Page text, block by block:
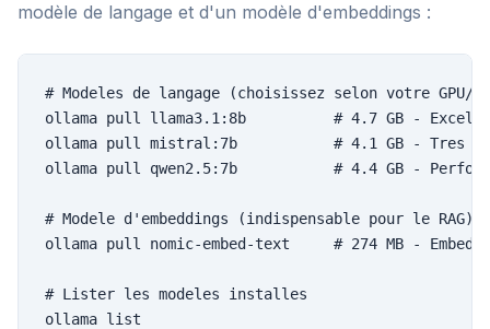
modèle de langage et d'un modèle d'embeddings :
# Modeles de langage (choisissez selon votre GPU/
ollama pull llama3.1:8b          # 4.7 GB -
ollama pull mistral:7b           # 4.1 GB - Tres
ollama pull qwen2.5:7b           # 4.4 GB -
# Modele d'embeddings (indispensable pour le RAG)
ollama pull nomic-embed-text     # 274 MB -
# Lister les modeles installes
ollama list